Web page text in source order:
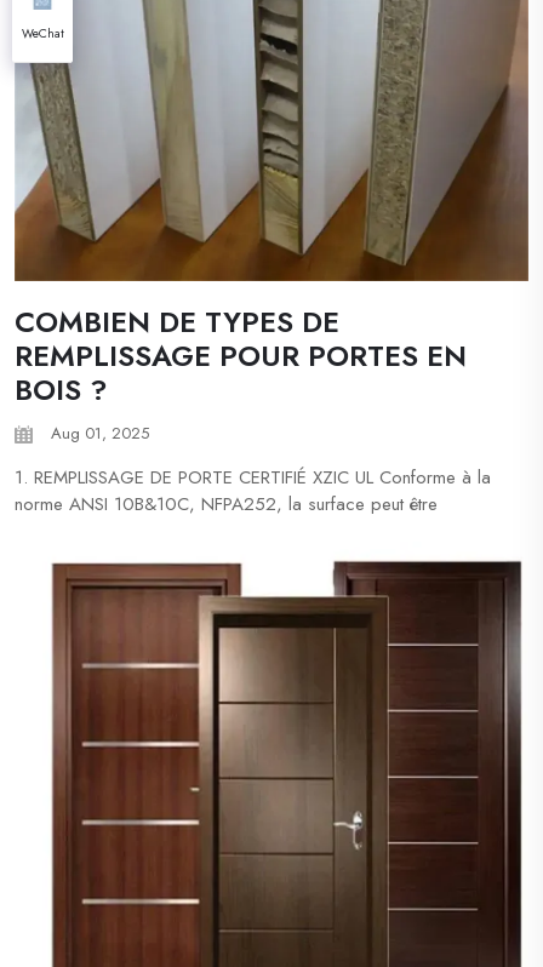
COMBIEN DE TYPES DE
REMPLISSAGE POUR PORTES EN
BOIS ?
Aug 01, 2025
1. REMPLISSAGE DE PORTE CERTIFIÉ XZIC UL Conforme à la
norme ANSI 10B&10C, NFPA252, la surface peut être
PORTE EN CONTREPLAQUÉ 3. REMPLISSAGE DE PORTE
MASSIF EN PIN 4. REMPLISSAGE DE PORTE EN NID
D’ABEILLE 5. REMPLISSAGE DE PORTE EN PARTICULES
WeChat